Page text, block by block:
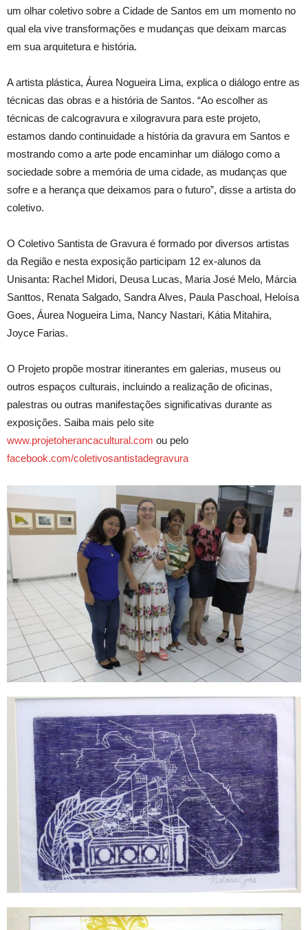
um olhar coletivo sobre a Cidade de Santos em um momento no
qual ela vive transformações e mudanças que deixam marcas
em sua arquitetura e história.
A artista plástica, Áurea Nogueira Lima, explica o diálogo entre as
técnicas das obras e a história de Santos. “Ao escolher as
técnicas de calcogravura e xilogravura para este projeto,
estamos dando continuidade a história da gravura em Santos e
mostrando como a arte pode encaminhar um diálogo como a
sociedade sobre a memória de uma cidade, as mudanças que
sofre e a herança que deixamos para o futuro”, disse a artista do
coletivo.
O Coletivo Santista de Gravura é formado por diversos artistas
da Região e nesta exposição participam 12 ex-alunos da
Unisanta: Rachel Midori, Deusa Lucas, Maria José Melo, Márcia
Santtos, Renata Salgado, Sandra Alves, Paula Paschoal, Heloísa
Goes, Áurea Nogueira Lima, Nancy Nastari, Kátia Mitahira,
Joyce Farias.
O Projeto propõe mostrar itinerantes em galerias, museus ou
outros espaços culturais, incluindo a realização de oficinas,
palestras ou outras manifestações significativas durante as
exposições. Saiba mais pelo site
www.projetoherancacultural.com ou pelo
facebook.com/coletivosantistadegravura